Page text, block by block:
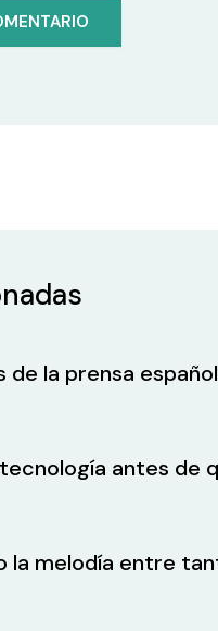
la prensa
antes de
la melodía entre